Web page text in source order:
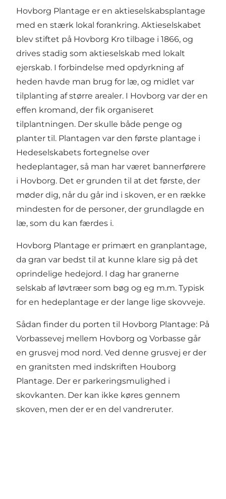
Hovborg Plantage er en aktieselskabsplantage
med en stærk lokal forankring. Aktieselskabet
blev stiftet på Hovborg Kro tilbage i 1866, og
drives stadig som aktieselskab med lokalt
ejerskab. I forbindelse med opdyrkning af
heden havde man brug for læ, og midlet var
tilplanting af større arealer. I Hovborg var der en
effen kromand, der fik organiseret
tilplantningen. Der skulle både penge og
planter til. Plantagen var den første plantage i
Hedeselskabets fortegnelse over
hedeplantager, så man har været bannerførere
i Hovborg. Det er grunden til at det første, der
møder dig, når du går ind i skoven, er en række
mindesten for de personer, der grundlagde en
læ, som du kan færdes i.
Hovborg Plantage er primært en granplantage,
da gran var bedst til at kunne klare sig på det
oprindelige hedejord. I dag har granerne
selskab af løvtræer som bøg og eg m.m. Typisk
for en hedeplantage er der lange lige skovveje.
Sådan finder du porten til Hovborg Plantage: På
Vorbassevej mellem Hovborg og Vorbasse går
en grusvej mod nord. Ved denne grusvej er der
en granitsten med indskriften Houborg
Plantage. Der er parkeringsmulighed i
skovkanten. Der kan ikke køres gennem
skoven, men der er en del vandreruter.